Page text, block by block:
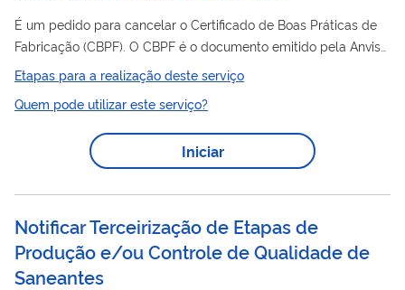
É um pedido para cancelar o Certificado de Boas Práticas de
Fabricação (CBPF). O CBPF é o documento emitido pela Anvisa
atestando que determinado estabelecimento cumpre com as
Boas Práticas de Fabricação. A lista de assuntos de petição
Etapas para a realização deste serviço
Quem pode utilizar este serviço?
Iniciar
Notificar Terceirização de Etapas de
Produção e/ou Controle de Qualidade de
Saneantes